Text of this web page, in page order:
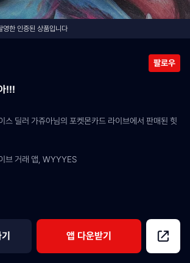
한 인증된 상품입니다
팔로우
!!!
딜러 가쥬아님의 포켓몬카드 라이브에서 판매된 힛
브 거래 앱, WYYYES
앱 다운받기